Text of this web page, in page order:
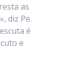
as
diz Pe.
é
e